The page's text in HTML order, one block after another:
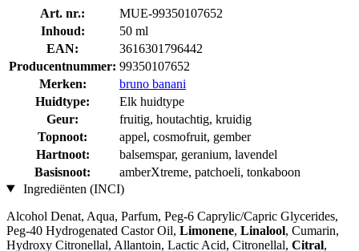
Art. nr.:
MUE-99350107652
Inhoud:
50 ml
EAN:
3616301796442
Producentnummer: 99350107652
Merken:
bruno banani
Huidtype:
Elk huidtype
Geur:
fruitig, houtachtig, kruidig
Topnoot:
appel, cosmofruit, gember
Hartnoot:
balsemspar, geranium, lavendel
Basisnoot:
amberXtreme, patchoeli, tonkaboon
Ingrediënten (INCI)
Alcohol Denat, Aqua, Parfum, Peg-6 Caprylic/Capric Glycerides,
Peg-40 Hydrogenated Castor Oil, Limonene, Linalool, Cumarin,
Hydroxy Citronellal, Allantoin, Lactic Acid, Citronellal, Citral,